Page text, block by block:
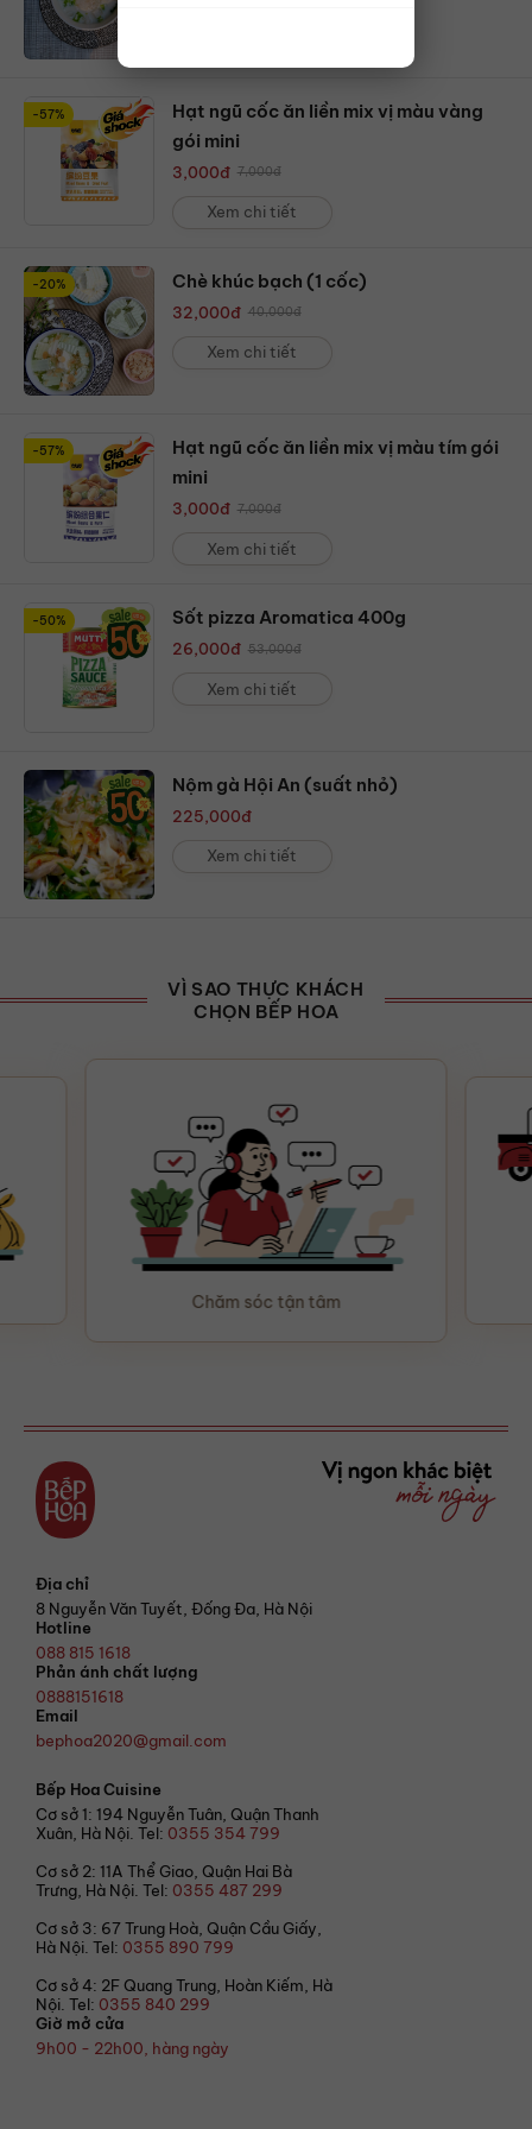
-57%
Hạt ngũ cốc ăn liền mix vị màu vàng
gói mini
3,000đ 7,000đ
Xem chi tiết
-20% Chè khúc bạch (1 cốc)
32,000đ 40,000đ
Xem chi tiết
-57%
Hạt ngũ cốc ăn liền mix vị màu tím gói
mini
3,000đ 7,000đ
Xem chi tiết
-50% Sốt pizza Aromatica 400g
26,000đ 53,000đ
Xem chi tiết
Nộm gà Hội An (suất nhỏ)
225,000đ
Xem chi tiết
VÌ SAO THỰC KHÁCH
CHỌN BẾP HOA
Chăm sóc tận tâm
Địa chỉ
8 Nguyễn Văn Tuyết, Đống Đa, Hà Nội
Hotline
088 815 1618
Phản ánh chất lượng
0888151618
Email
bephoa2020@gmail.com
Bếp Hoa Cuisine
Cơ sở 1: 194 Nguyễn Tuân, Quận Thanh
Xuân, Hà Nội. Tel: 0355 354 799
Cơ sở 2: 11A Thể Giao, Quận Hai Bà
Trưng, Hà Nội. Tel: 0355 487 299
Cơ sở 3: 67 Trung Hoà, Quận Cầu Giấy,
Hà Nội. Tel: 0355 890 799
Cơ sở 4: 2F Quang Trung, Hoàn Kiếm, Hà
Nội. Tel: 0355 840 299
Giờ mở cửa
9h00 - 22h00, hàng ngày